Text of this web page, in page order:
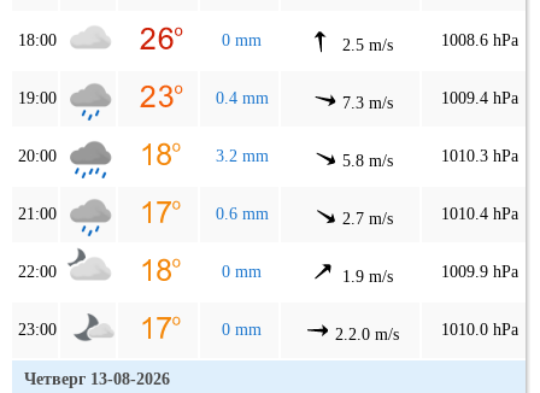
18:00 0 mm 2.5 m/s 1008.6 hPa
19:00 0.4 mm 7.3 m/s 1009.4 hPa
20:00 3.2 mm 5.8 m/s 1010.3 hPa
21:00 0.6 mm 2.7 m/s 1010.4 hPa
22:00 0 mm 1.9 m/s 1009.9 hPa
23:00 0 mm 2.2.0 m/s 1010.0 hPa
Четверг 13-08-2026